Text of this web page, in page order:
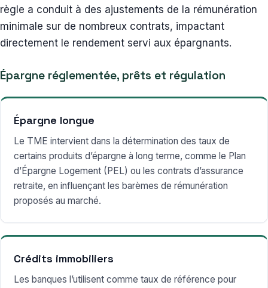
règle a conduit à des ajustements de la rémunération
minimale sur de nombreux contrats, impactant
directement le rendement servi aux épargnants.
Épargne réglementée, prêts et régulation
Épargne longue
Le TME intervient dans la détermination des taux de
certains produits d’épargne à long terme, comme le Plan
d’Épargne Logement (PEL) ou les contrats d’assurance
retraite, en influençant les barèmes de rémunération
proposés au marché.
Crédits immobiliers
Les banques l’utilisent comme taux de référence pour